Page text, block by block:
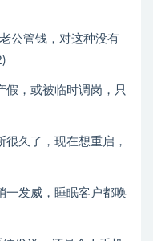
公管钱，对这种没有
假，或被临时调岗，只
久了，现在想重启，
一发威，睡眠客户都唤